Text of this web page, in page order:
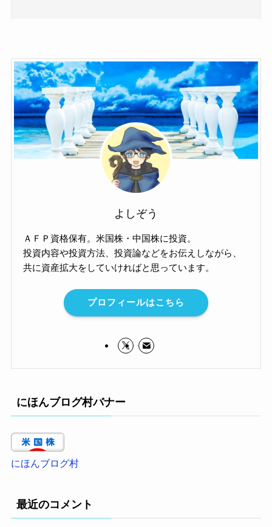
よしぞう
ＡＦＰ資格保有。米国株・中国株に投資。
投資内容や投資方法、投資論などをお伝えしながら、
共に資産拡大をしていければと思っています。
プロフィールはこちら
にほんブログ村バナー
にほんブログ村
最近のコメント